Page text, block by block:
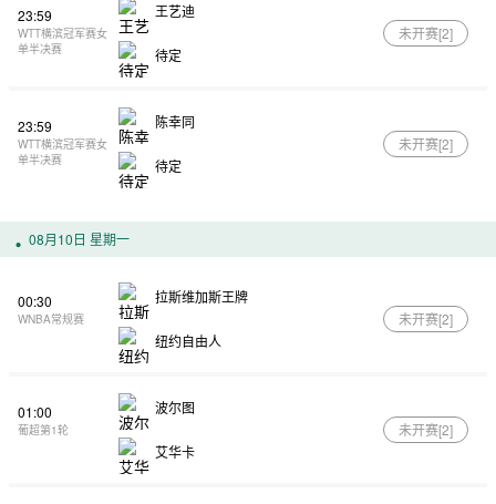
23:59
WTT横滨冠军赛女
单半决赛
王艺迪
待定
未开赛[2]
23:59
WTT横滨冠军赛女
单半决赛
陈幸同
待定
未开赛[2]
08月10日 星期一
00:30
WNBA常规赛
拉斯维加斯王牌
纽约自由人
未开赛[2]
01:00
葡超第1轮
波尔图
艾华卡
未开赛[2]